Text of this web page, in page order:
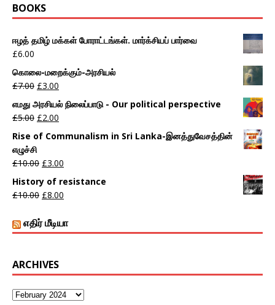
BOOKS
ஈழத் தமிழ் மக்கள் போராட்டங்கள். மார்க்சியப் பார்வை
£6.00
கொலை-மறைக்கும்-அரசியல்
£7.00 £3.00
எமது அரசியல் நிலைப்பாடு - Our political perspective
£5.00 £2.00
Rise of Communalism in Sri Lanka-இனத்துவேசத்தின்
எழுச்சி
£10.00 £3.00
History of resistance
£10.00 £8.00
எதிர் மீடியா
ARCHIVES